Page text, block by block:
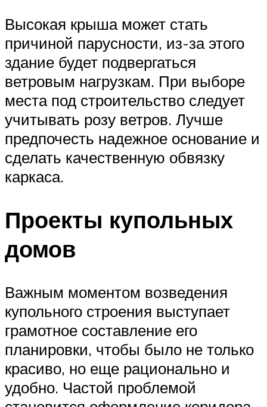
Высокая крыша может стать
причиной парусности, из-за этого
здание будет подвергаться
ветровым нагрузкам. При выборе
места под строительство следует
учитывать розу ветров. Лучше
предпочесть надежное основание и
сделать качественную обвязку
каркаса.
Проекты купольных
домов
Важным моментом возведения
купольного строения выступает
грамотное составление его
планировки, чтобы было не только
красиво, но еще рационально и
удобно. Частой проблемой